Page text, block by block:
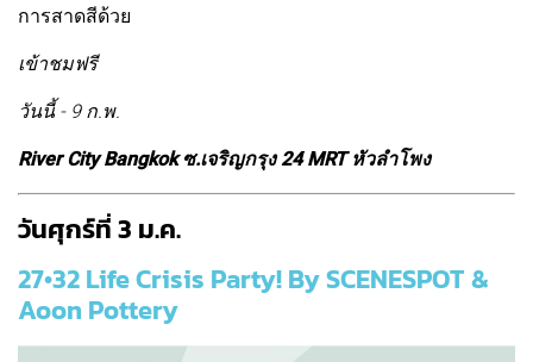
การสาดสีด้วย
เข้าชมฟรี
วันนี้ - 9 ก.พ.
River City Bangkok ซ.เจริญกรุง 24 MRT หัวลำโพง
วันศุกร์ที่ 3 ม.ค.
27•32 Life Crisis Party! By SCENESPOT &
Aoon Pottery